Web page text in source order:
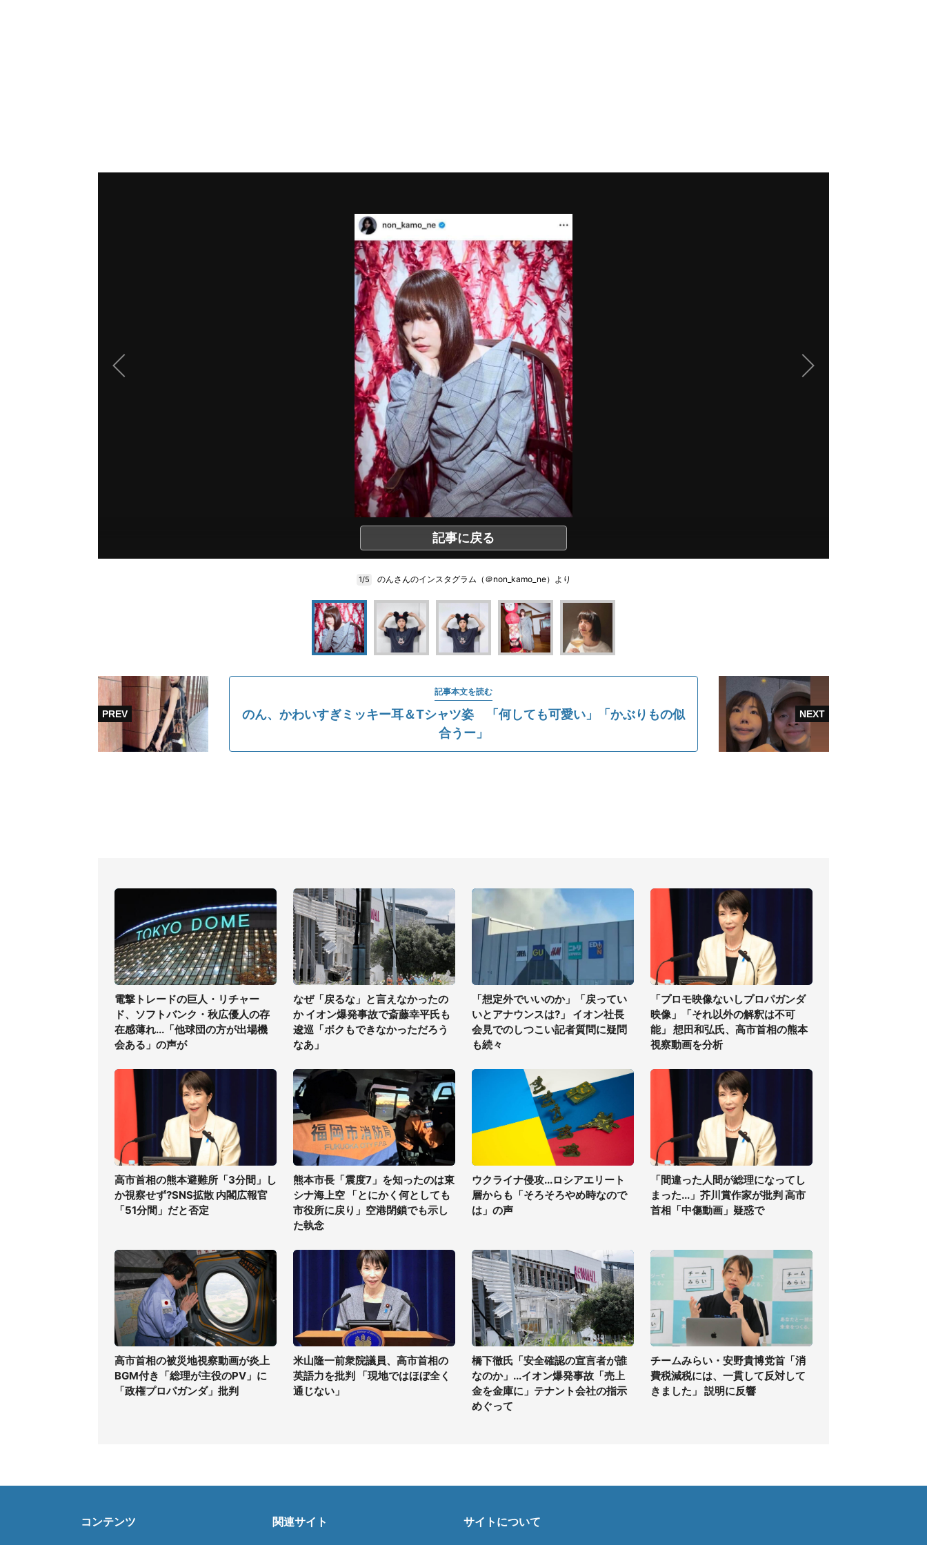
記事に戻る
1/5 のんさんのインスタグラム（＠non_kamo_ne）より
記事本文を読む
のん、かわいすぎミッキー耳＆Tシャツ姿 「何しても可愛い」「かぶりもの似
合うー」
電撃トレードの巨人・リチャー
ド、ソフトバンク・秋広優人の存
在感薄れ...「他球団の方が出場機
会ある」の声が
なぜ「戻るな」と言えなかったの
か イオン爆発事故で斎藤幸平氏も
逡巡「ボクもできなかっただろう
なあ」
「想定外でいいのか」「戻ってい
いとアナウンスは?」 イオン社長
会見でのしつこい記者質問に疑問
も続々
「プロモ映像ないしプロパガンダ
映像」「それ以外の解釈は不可
能」 想田和弘氏、高市首相の熊本
視察動画を分析
高市首相の熊本避難所「3分間」し
か視察せず?SNS拡散 内閣広報官
「51分間」だと否定
熊本市長「震度7」を知ったのは東
シナ海上空 「とにかく何としても
市役所に戻り」空港閉鎖でも示し
た執念
ウクライナ侵攻...ロシアエリート
層からも「そろそろやめ時なので
は」の声
「間違った人間が総理になってし
まった...」芥川賞作家が批判 高市
首相「中傷動画」疑惑で
高市首相の被災地視察動画が炎上
BGM付き「総理が主役のPV」に
「政権プロパガンダ」批判
米山隆一前衆院議員、高市首相の
英語力を批判 「現地ではほぼ全く
通じない」
橋下徹氏「安全確認の宣言者が誰
なのか」...イオン爆発事故「売上
金を金庫に」テナント会社の指示
めぐって
チームみらい・安野貴博党首「消
費税減税には、一貫して反対して
きました」 説明に反響
コンテンツ 関連サイト サイトについて